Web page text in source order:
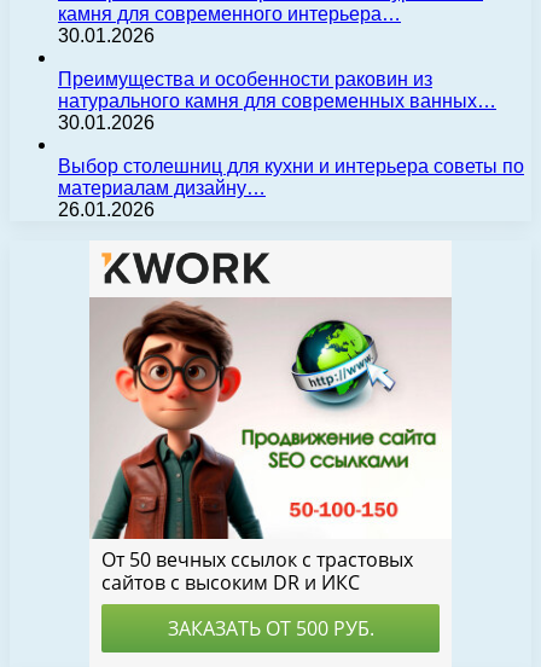
камня для современного интерьера…
30.01.2026
Преимущества и особенности раковин из
натурального камня для современных ванных…
30.01.2026
Выбор столешниц для кухни и интерьера советы по
материалам дизайну…
26.01.2026